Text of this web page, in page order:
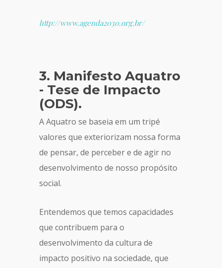
http://www.agenda2030.org.br/
3. Manifesto Aquatro
- Tese de Impacto
(ODS).
A Aquatro se baseia em um tripé
valores que exteriorizam nossa forma
de pensar, de perceber e de agir no
desenvolvimento de nosso propósito
social.
Entendemos que temos capacidades
que contribuem para o
desenvolvimento da cultura de
impacto positivo na sociedade, que